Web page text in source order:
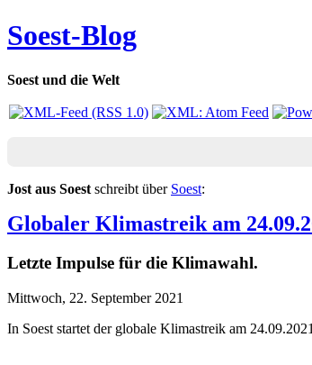
Soest-Blog
Soest und die Welt
Jost aus Soest schreibt über Soest:
Globaler Klimastreik am
Letzte Impulse für die Klimawahl.
Mittwoch, 22. September 2021
In Soest startet der globale Klimastreik am